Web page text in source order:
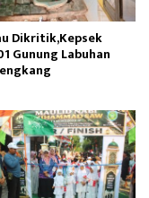
Dikritik,Kepsek
Gunung Labuhan